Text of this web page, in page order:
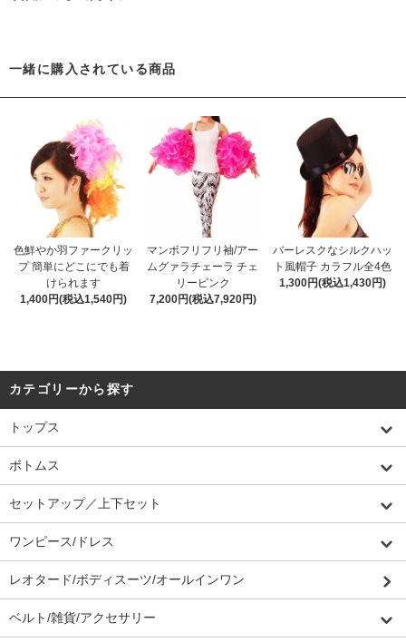
一緒に購入されている商品
色鮮やか羽ファークリッ
プ 簡単にどこにでも着
けられます
1,400円(税込1,540円)
マンボフリフリ袖/アー
ムグァラチェーラ チェ
リーピンク
7,200円(税込7,920円)
バーレスクなシルクハッ
ト風帽子 カラフル全4色
1,300円(税込1,430円)
カテゴリーから探す
トップス
ボトムス
セットアップ／上下セット
ワンピース/ドレス
レオタード/ボディスーツ/オールインワン
ベルト/雑貨/アクセサリー